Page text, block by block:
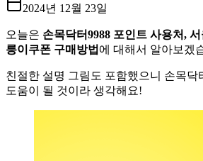
2024년 12월 23일
오늘은 손목닥터9988 포인트 사용처, 서
릉이쿠폰 구매방법 에 대해서 알아보겠
친절한 설명 그림도 포함했으니 손목닥
도움이 될 것이라 생각해요!